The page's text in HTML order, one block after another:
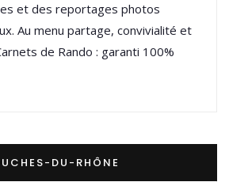
et des reportages photos
Au menu partage, convivialité et
de Rando : garanti 100%
DU-RHÔNE